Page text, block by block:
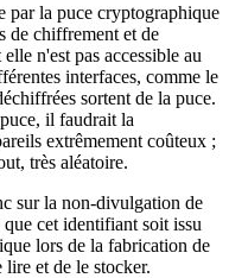
par la puce cryptographique
de chiffrement et de
n'est pas accessible au
interfaces, comme le
sortent de la puce.
il faudrait la
extrêmement coûteux ;
très aléatoire.
sur la non-divulgation de
cet identifiant soit issu
lors de la fabrication de
et de le stocker.